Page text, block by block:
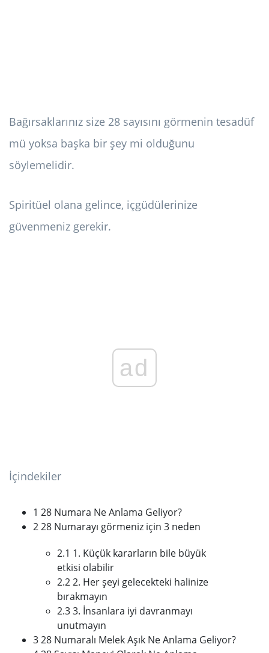
Bağırsaklarınız size 28 sayısını görmenin tesadüf
mü yoksa başka bir şey mi olduğunu
söylemelidir.
Spiritüel olana gelince, içgüdülerinize
güvenmeniz gerekir.
ad
İçindekiler
1 28 Numara Ne Anlama Geliyor?
2 28 Numarayı görmeniz için 3 neden
2.1 1. Küçük kararların bile büyük
etkisi olabilir
2.2 2. Her şeyi gelecekteki halinize
bırakmayın
2.3 3. İnsanlara iyi davranmayı
unutmayın
3 28 Numaralı Melek Aşık Ne Anlama Geliyor?